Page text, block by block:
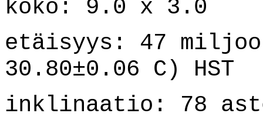
koko: 9.0 x 3.0
etäisyys: 47
30.80±0.06 C) HST
inklinaatio: 78